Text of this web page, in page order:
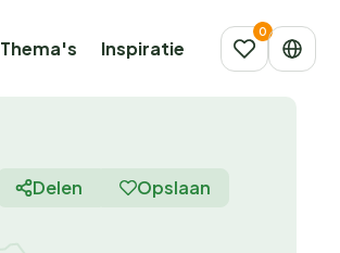
Thema's Inspiratie
Delen Opslaan